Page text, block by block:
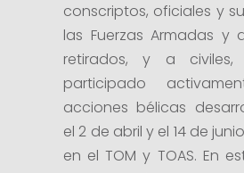
conscriptos, oficiales y
las Fuerzas Armadas y
retirados, y a
participado
acciones bélicas
el 2 de abril y el 14 de
en el TOM y TOAS. En